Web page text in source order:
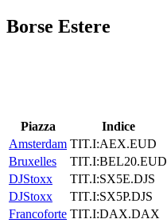
Borse Estere
Piazza Indice
Amsterdam TIT.I:AEX.EUD
Bruxelles
TIT.I:BEL20.EUD
DJStoxx
TIT.I:SX5E.DJS
DJStoxx
TIT.I:SX5P.DJS
Francoforte TIT.I:DAX.DAX